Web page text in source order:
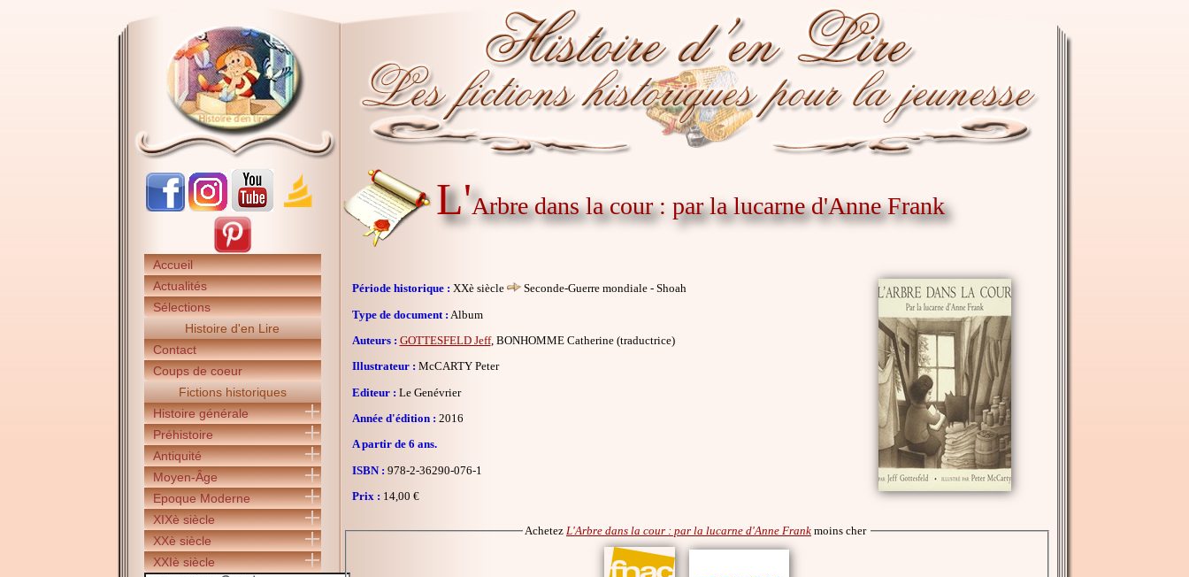
Accueil
Actualités
Sélections
Histoire d'en Lire
Contact
Coups de coeur
Fictions historiques
Histoire générale
Préhistoire
Antiquité
Moyen-Âge
Epoque Moderne
XIXè siècle
XXè siècle
XXIè siècle
L'Arbre dans la cour : par la lucarne d'Anne Frank
Période historique : XXè siècle
Seconde-Guerre mondiale - Shoah
Type de document : Album
Auteurs : GOTTESFELD Jeff, BONHOMME Catherine (traductrice)
Illustrateur : McCARTY Peter
Editeur : Le Genévrier
Année d'édition : 2016
A partir de 6 ans.
ISBN : 978-2-36290-076-1
Prix : 14,00 €
Achetez L'Arbre dans la cour : par la lucarne d'Anne Frank moins cher